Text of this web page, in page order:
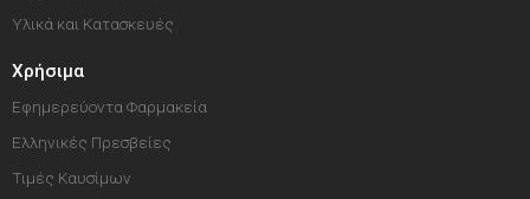
Υλικά και Κατασκευές
Χρήσιμα
Εφημερεύοντα Φαρμακεία
Ελληνικές Πρεσβείες
Τιμές Καυσίμων